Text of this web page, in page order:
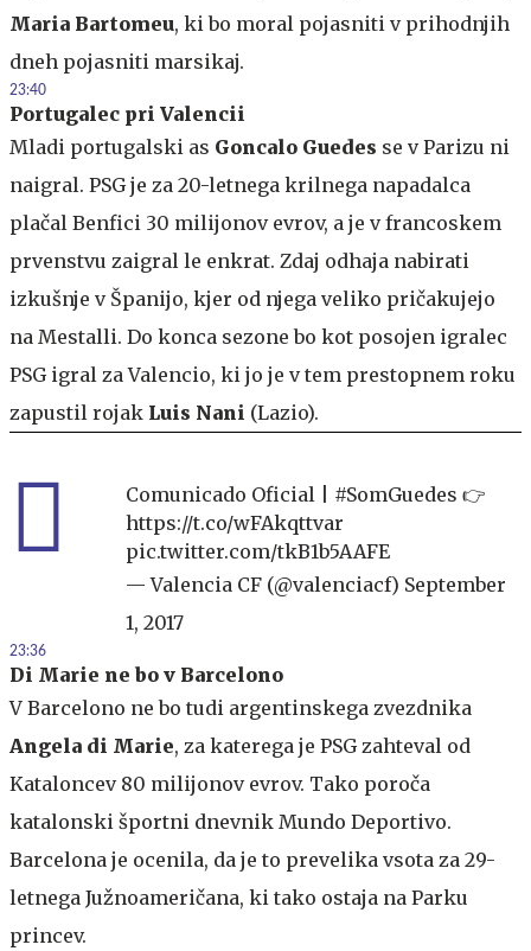
Maria Bartomeu, ki bo moral pojasniti v prihodnjih
dneh pojasniti marsikaj.
23:40
Portugalec pri Valencii
Mladi portugalski as Goncalo Guedes se v Parizu ni
naigral. PSG je za 20-letnega krilnega napadalca
plačal Benfici 30 milijonov evrov, a je v francoskem
prvenstvu zaigral le enkrat. Zdaj odhaja nabirati
izkušnje v Španijo, kjer od njega veliko pričakujejo
na Mestalli. Do konca sezone bo kot posojen igralec
PSG igral za Valencio, ki jo je v tem prestopnem roku
zapustil rojak Luis Nani (Lazio).
Comunicado Oficial | #SomGuedes 👉
https://t.co/wFAkqttvar
pic.twitter.com/tkB1b5AAFE
— Valencia CF (@valenciacf) September
1, 2017
23:36
Di Marie ne bo v Barcelono
V Barcelono ne bo tudi argentinskega zvezdnika
Angela di Marie, za katerega je PSG zahteval od
Kataloncev 80 milijonov evrov. Tako poroča
katalonski športni dnevnik Mundo Deportivo.
Barcelona je ocenila, da je to prevelika vsota za 29-
letnega Južnoameričana, ki tako ostaja na Parku
princev.